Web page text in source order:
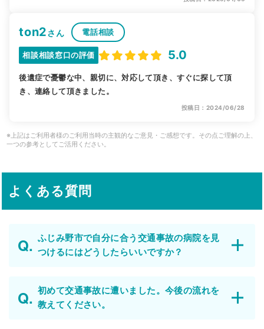
ton2さん 電話相談
相談相談窓口の評価 5.0
後遺症で憂鬱な中、親切に、対応して頂き、すぐに探して頂
き、連絡して頂きました。
投稿日：2024/06/28
※上記はご利用者様のご利用当時の主観的なご意見・ご感想です。その点ご理解の上、
一つの参考としてご活用ください。
よくある質問
ふじみ野市で自分に合う交通事故の病院を見
つけるにはどうしたらいいですか？
初めて交通事故に遭いました。今後の流れを
教えてください。